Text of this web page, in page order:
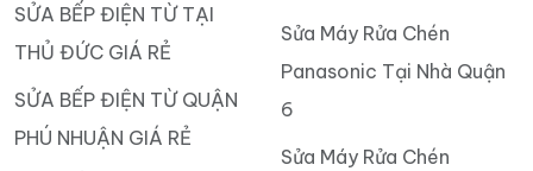
SỬA BẾP ĐIỆN TỪ TẠI
THỦ ĐỨC GIÁ RẺ
SỬA BẾP ĐIỆN TỪ QUẬN
PHÚ NHUẬN GIÁ RẺ
Sửa Máy Rửa Chén
Panasonic Tại Nhà Quận
6
Sửa Máy Rửa Chén